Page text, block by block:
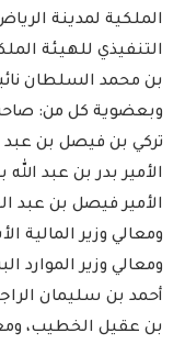
الملكية لمدينة
التنفيذي للهيئة
بن محمد السلطان
وبعضوية كل من: صاحب
تركي بن فيصل بن عبد
الأمير بدر بن عبد
الأمير فيصل بن عبد
ومعالي وزير المالية
ومعالي وزير الموارد
أحمد بن سليمان
بن عقيل الخطيب،